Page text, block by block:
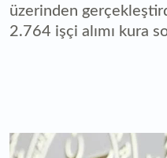
üzerinden
2.764 işçi alımı kura